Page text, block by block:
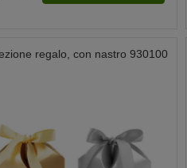
regalo, con nastro 930100